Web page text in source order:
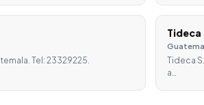
Tel: 23329225.
Tideca
Tideca
a…